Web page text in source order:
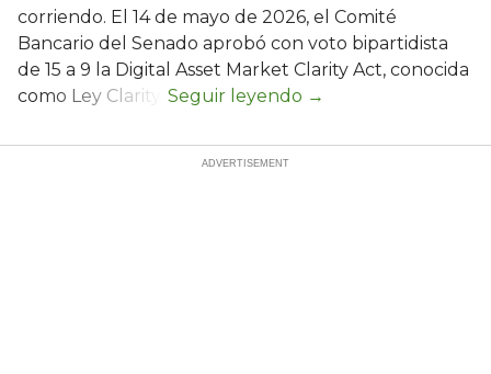
corriendo. El 14 de mayo de 2026, el Comité
Bancario del Senado aprobó con voto bipartidista
de 15 a 9 la Digital Asset Market Clarity Act, conocida
como Ley Clarity.